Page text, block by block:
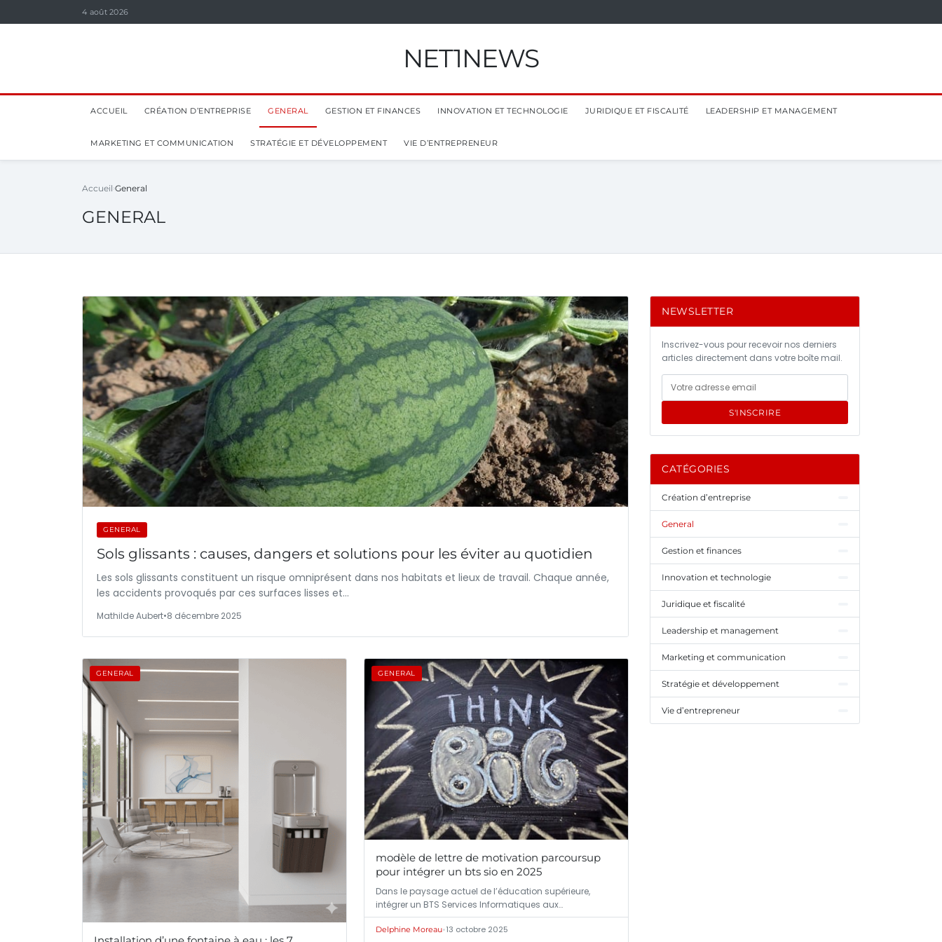
4 août 2026
NET1NEWS
ACCUEIL CRÉATION D’ENTREPRISE GENERAL GESTION ET FINANCES INNOVATION ET TECHNOLOGIE JURIDIQUE ET FISCALITÉ LEADERSHIP ET MANAGEMENT
MARKETING ET COMMUNICATION STRATÉGIE ET DÉVELOPPEMENT VIE D’ENTREPRENEUR
Accueil General
GENERAL
GENERAL
Sols glissants : causes, dangers et solutions pour les éviter au quotidien
Les sols glissants constituent un risque omniprésent dans nos habitats et lieux de travail. Chaque année,
les accidents provoqués par ces surfaces lisses et…
Mathilde Aubert•8 décembre 2025
GENERAL GENERAL
modèle de lettre de motivation parcoursup
pour intégrer un bts sio en 2025
Dans le paysage actuel de l’éducation supérieure,
intégrer un BTS Services Informatiques aux…
Delphine Moreau•13 octobre 2025
NEWSLETTER
Inscrivez-vous pour recevoir nos derniers
articles directement dans votre boîte mail.
S'INSCRIRE
CATÉGORIES
Création d’entreprise
General
Gestion et finances
Innovation et technologie
Juridique et fiscalité
Leadership et management
Marketing et communication
Stratégie et développement
Vie d’entrepreneur